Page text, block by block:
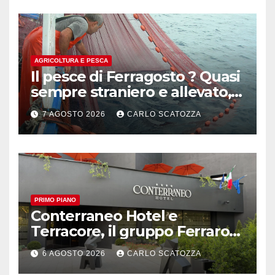
AGRICOLTURA E PESCA
Il pesce di Ferragosto ? Quasi
sempre straniero e allevato,
in sofferenza
7 AGOSTO 2026 CARLO SCATOZZA
PRIMO PIANO
Conterraneo Hotel e
Terracore, il gruppo Ferraro
amplia l’ ospitalità e il gusto
alle porte di Caserta
6 AGOSTO 2026 CARLO SCATOZZA